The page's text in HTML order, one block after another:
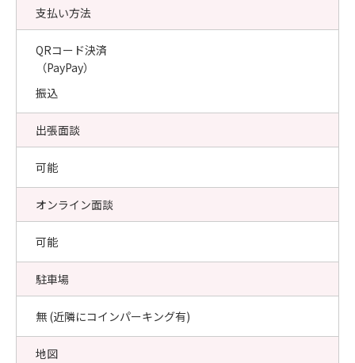
支払い方法
QRコード決済
（PayPay）
振込
出張面談
可能
オンライン面談
可能
駐車場
無 (近隣にコインパーキング有)
地図